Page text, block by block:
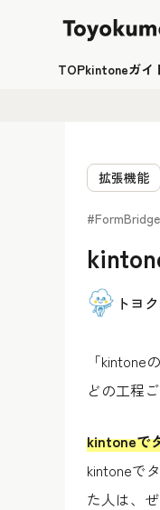
TOPkintoneガイ
拡張機能
#FormBridge
トヨ
「
どの工程
kintoneで
kintoneで
た人は、